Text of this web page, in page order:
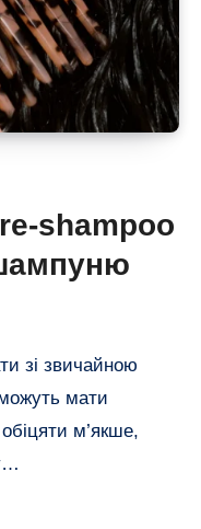
shampoo
зі звичайною
мати
м’якше,